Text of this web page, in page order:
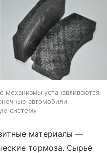
механизмы устанавливаются
автомобили
систему
материалы —
тормоза. Сырьё